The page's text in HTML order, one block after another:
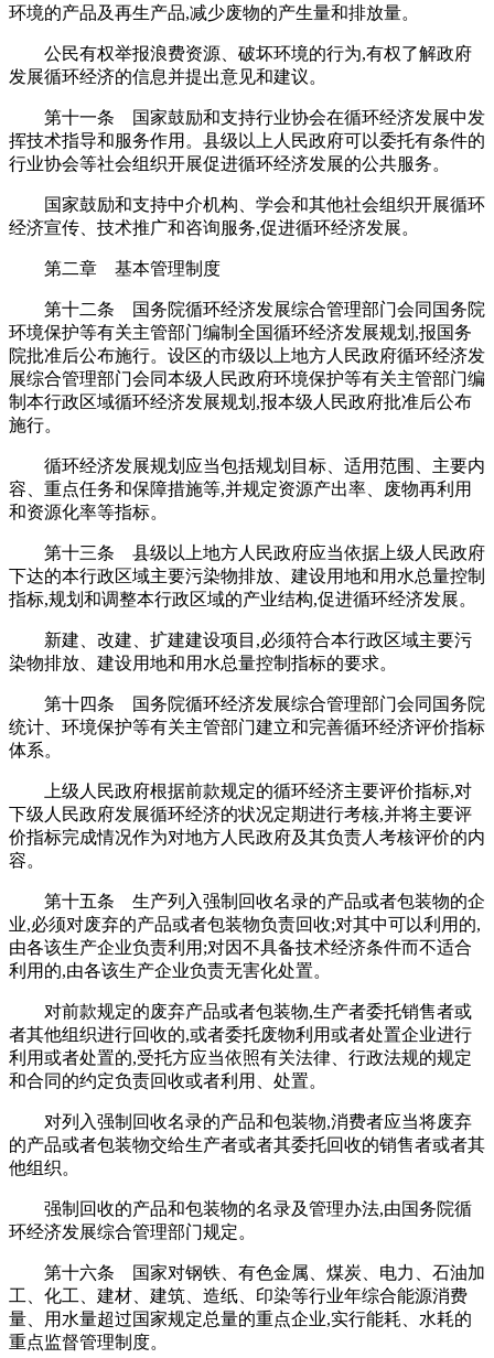
环境的产品及再生产品,减少废物的产生量和排放量。
公民有权举报浪费资源、破坏环境的行为,有权了解政府
发展循环经济的信息并提出意见和建议。
第十一条 国家鼓励和支持行业协会在循环经济发展中发
挥技术指导和服务作用。县级以上人民政府可以委托有条件的
行业协会等社会组织开展促进循环经济发展的公共服务。
国家鼓励和支持中介机构、学会和其他社会组织开展循环
经济宣传、技术推广和咨询服务,促进循环经济发展。
第二章 基本管理制度
第十二条 国务院循环经济发展综合管理部门会同国务院
环境保护等有关主管部门编制全国循环经济发展规划,报国务
院批准后公布施行。设区的市级以上地方人民政府循环经济发
展综合管理部门会同本级人民政府环境保护等有关主管部门编
制本行政区域循环经济发展规划,报本级人民政府批准后公布
施行。
循环经济发展规划应当包括规划目标、适用范围、主要内
容、重点任务和保障措施等,并规定资源产出率、废物再利用
和资源化率等指标。
第十三条 县级以上地方人民政府应当依据上级人民政府
下达的本行政区域主要污染物排放、建设用地和用水总量控制
指标,规划和调整本行政区域的产业结构,促进循环经济发展。
新建、改建、扩建建设项目,必须符合本行政区域主要污
染物排放、建设用地和用水总量控制指标的要求。
第十四条 国务院循环经济发展综合管理部门会同国务院
统计、环境保护等有关主管部门建立和完善循环经济评价指标
体系。
上级人民政府根据前款规定的循环经济主要评价指标,对
下级人民政府发展循环经济的状况定期进行考核,并将主要评
价指标完成情况作为对地方人民政府及其负责人考核评价的内
容。
第十五条 生产列入强制回收名录的产品或者包装物的企
业,必须对废弃的产品或者包装物负责回收;对其中可以利用的,
由各该生产企业负责利用;对因不具备技术经济条件而不适合
利用的,由各该生产企业负责无害化处置。
对前款规定的废弃产品或者包装物,生产者委托销售者或
者其他组织进行回收的,或者委托废物利用或者处置企业进行
利用或者处置的,受托方应当依照有关法律、行政法规的规定
和合同的约定负责回收或者利用、处置。
对列入强制回收名录的产品和包装物,消费者应当将废弃
的产品或者包装物交给生产者或者其委托回收的销售者或者其
他组织。
强制回收的产品和包装物的名录及管理办法,由国务院循
环经济发展综合管理部门规定。
第十六条 国家对钢铁、有色金属、煤炭、电力、石油加
工、化工、建材、建筑、造纸、印染等行业年综合能源消费
量、用水量超过国家规定总量的重点企业,实行能耗、水耗的
重点监督管理制度。